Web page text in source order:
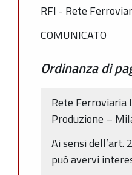
RFI - Rete
COMUNICATO
Ordinanza di
Rete Ferroviaria
Produzione –
Ai sensi dell’art.
può avervi